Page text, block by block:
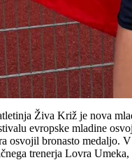
Živa Križ je nova
evropske mladine
osvojil bronasto medaljo.
trenerja Lovra